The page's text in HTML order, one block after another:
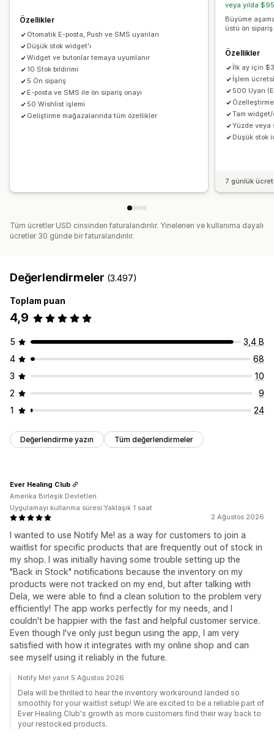
Ödeme planları
İndirimler
Analizler ve raporlama
Müşteri talebi Envanter raporları
Performans raporları
Satış tahmini Envanter takibi
Özellikler
Otomatik E-posta, Push ve SMS uyarıları
Düşük stok widget'ı
Widget ve butonlar temaya uyumlanır
10 Stok bildirimi
5 Ön sipariş
E-posta ve SMS ile ön sipariş onayı
50 Wishlist işlemi
Geliştirme mağazalarında tüm özellikler
veya yılda
Büyüme
üstü ön
Özellikler
İlk ay için
İşlem
500 Uyarı
Tam
Yüzde veya
Düşük stok
7 günlük
Tüm ücretler USD cinsinden faturalandırılır. Yinelenen ve kullanıma dayalı
ücretler 30 günde bir faturalandırılır.
Değerlendirmeler (3.497)
Toplam puan
4,9
5
3,4 B
4
68
3
10
2
9
1
24
Değerlendirme yazın Tüm değerlendirmeler
2 Ağustos 2026
I wanted to use Notify Me! as a way for customers to join a
waitlist for specific products that are frequently out of stock in
my shop. I was initially having some trouble setting up the
"Back in Stock" notifications because the inventory on my
products were not tracked on my end, but after talking with
Dela, we were able to find a clean solution to the problem very
efficiently! The app works perfectly for my needs, and I
couldn't be happier with the fast and helpful customer service.
Even though I've only just begun using the app, I am very
satisfied with how it integrates with my online shop and can
see myself using it reliably in the future.
Ever Healing Club
Amerika Birleşik Devletleri
Uygulamayı kullanma süresi:Yaklaşık 1 saat
Notify Me! yanıt 5 Ağustos 2026
Dela will be thrilled to hear the inventory workaround landed so
smoothly for your waitlist setup! We are excited to be a reliable part of
Ever Healing Club's growth as more customers find their way back to
your restocked products.